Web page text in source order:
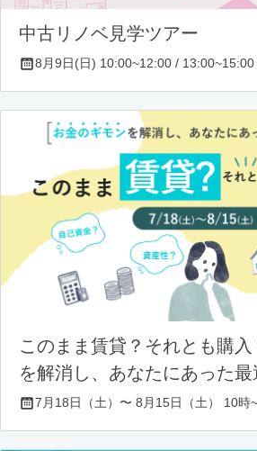
中古リノベ見学ツアー
8月9日(日) 10:00~12:00 /
このまま賃貸？それとも購
を解消し、あなたにあった最
7月18日（土）〜 8月15日（土） 10時